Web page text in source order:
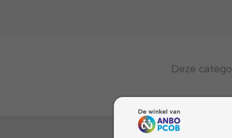
Deze